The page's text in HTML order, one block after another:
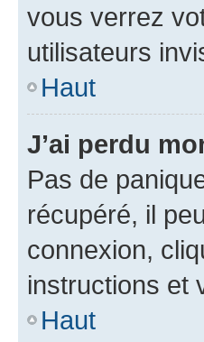
vous verrez
utilisateurs
Haut
J’ai perdu
Pas de
récupéré, il
connexion,
instructions et
Haut